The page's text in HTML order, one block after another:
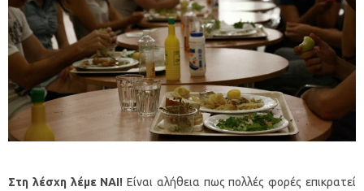
Στη λέσχη λέμε ΝΑΙ! Είναι αλήθεια πως πολλές φορές επικρατεί